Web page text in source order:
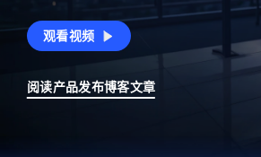
观看视频
阅读产品发布博客文章